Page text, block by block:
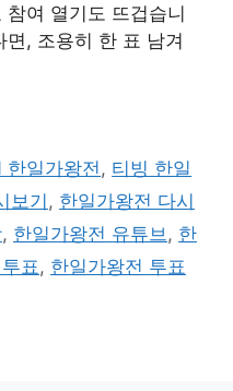
여 열기도 뜨겁습니
, 조용히 한 표 남겨
한일가왕전 , 티빙 한일
보기 , 한일가왕전 다시
, 한일가왕전 유튜브 , 한
표 , 한일가왕전 투표